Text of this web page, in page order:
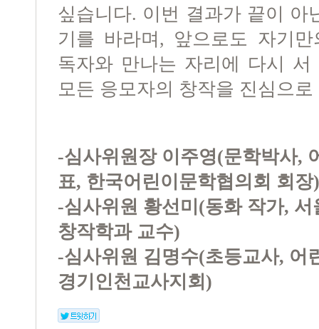
싶습니다. 이번 결과가 끝이 아
기를 바라며, 앞으로도 자기
독자와 만나는 자리에 다시 서
모든 응모자의 창작을 진심으
-심사위원장 이주영(문학박사,
표, 한국어린이문학협의회 회장)
-심사위원 황선미(동화 작가,
창작학과 교수)
-심사위원 김명수(초등교사, 어
경기인천교사지회)